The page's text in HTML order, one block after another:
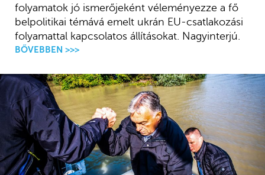
folyamatok jó ismerőjeként véleményezze a fő
belpolitikai témává emelt ukrán EU-csatlakozási
folyamattal kapcsolatos állításokat. Nagyinterjú.
BŐVEBBEN >>>